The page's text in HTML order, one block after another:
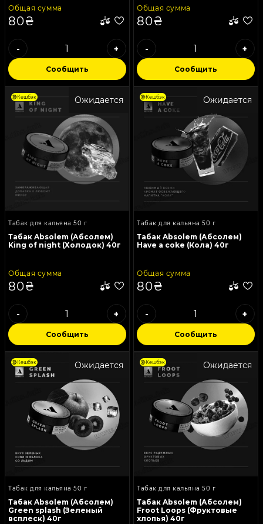
Общая сумма
80₴
- +
Сообщить
Общая сумма
80₴
- +
Сообщить
Ожидается
Кешбэк
Табак для кальяна 50 г
Табак Absolem (Абсолем)
King of night (Холодок) 40г
Общая сумма
80₴
- +
Сообщить
Ожидается
Кешбэк
Табак для кальяна 50 г
Табак Absolem (Абсолем)
Have a coke (Кола) 40г
Общая сумма
80₴
- +
Сообщить
Ожидается
Кешбэк
Табак для кальяна 50 г
Табак Absolem (Абсолем)
Green splash (Зеленый
всплеск) 40г
Ожидается
Кешбэк
Табак для кальяна 50 г
Табак Absolem (Абсолем)
Froot Loops (Фруктовые
хлопья) 40г